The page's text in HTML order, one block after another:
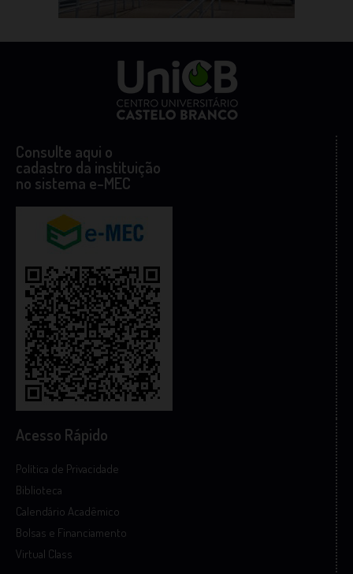
Consulte aqui o
cadastro da instituição
no sistema e-MEC
Acesso Rápido
Política de Privacidade
Biblioteca
Calendário Acadêmico
Bolsas e Financiamento
Virtual Class